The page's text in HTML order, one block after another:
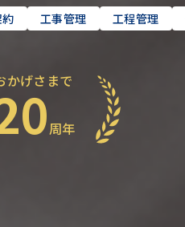
工事管理 工程管理
かげさまで
周年